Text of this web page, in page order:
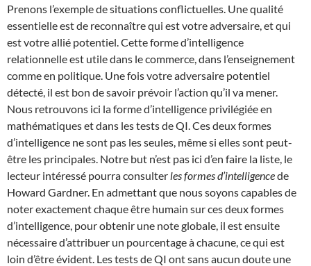
Prenons l’exemple de situations conflictuelles. Une qualité
essentielle est de reconnaître qui est votre adversaire, et qui
est votre allié potentiel. Cette forme d’intelligence
relationnelle est utile dans le commerce, dans l’enseignement
comme en politique. Une fois votre adversaire potentiel
détecté, il est bon de savoir prévoir l’action qu’il va mener.
Nous retrouvons ici la forme d’intelligence privilégiée en
mathématiques et dans les tests de QI. Ces deux formes
d’intelligence ne sont pas les seules, même si elles sont peut-
être les principales. Notre but n’est pas ici d’en faire la liste, le
lecteur intéressé pourra consulter les formes d’intelligencede
Howard Gardner. En admettant que nous soyons capables de
noter exactement chaque être humain sur ces deux formes
d’intelligence, pour obtenir une note globale, il est ensuite
nécessaire d’attribuer un pourcentage à chacune, ce qui est
loin d’être évident. Les tests de QI ont sans aucun doute une